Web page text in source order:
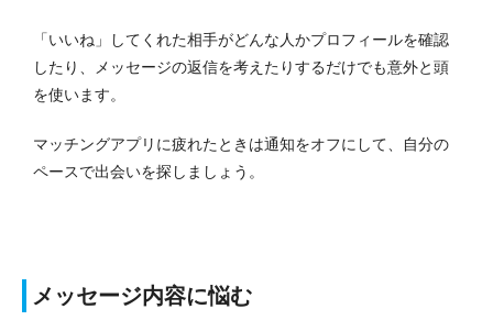
「いいね」してくれた相手がどんな人かプロフィールを確認
したり、メッセージの返信を考えたりするだけでも意外と頭
を使います。
マッチングアプリに疲れたときは通知をオフにして、自分の
ペースで出会いを探しましょう。
メッセージ内容に悩む